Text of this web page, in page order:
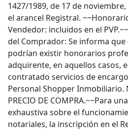
1427/1989, de 17 de
el arancel Registral.
Vendedor: incluidos en el
del Comprador: Se informa
podrían existir honorarios
adquirente, en aquellos casos,
contratado servicios de
Personal Shopper Inmobiliario.
PRECIO DE COMPRA.~~Para
exhaustiva sobre el
notariales, la inscripción en el